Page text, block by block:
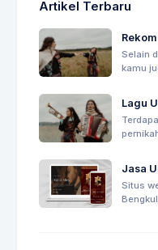
Artikel Terbaru
Selain
kamu
Lagu
Jasa
Situs